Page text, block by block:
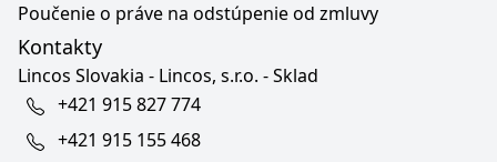
Poučenie o práve na odstúpenie od zmluvy
Kontakty
Lincos Slovakia - Lincos, s.r.o. - Sklad
+421 915 827 774
+421 915 155 468